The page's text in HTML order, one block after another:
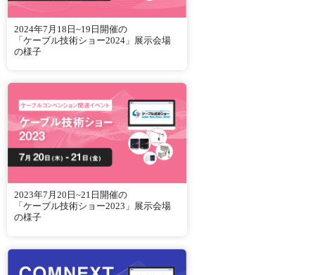
2024年7月18日~19日開催の
「ケーブル技術ショー2024」展示会場
の様子
2023年7月20日~21日開催の
「ケーブル技術ショー2023」展示会場
の様子